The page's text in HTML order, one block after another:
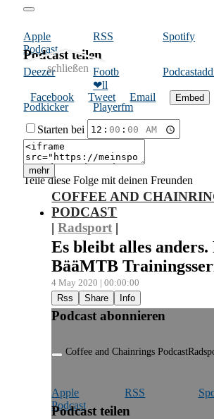
Apple
Podcast
RSS Spotify
Deezer
Footb
❤ll
Podkicker Playerfm
Podcast teilen
Facebook Tweet Email Embed
Starten bei
Teile diese Folge mit deinen Freunden
schließen
mehr
COFFEE AND
PODCAST
|Radsport |
Es bleibt alles anders.
BääMTB
4 May 2020 | 00:00:00
Rss Share Info
Podcast abonnieren
Coffee and Chainrings Podcast
Apple
Podcast
RSS
Podcast teilen